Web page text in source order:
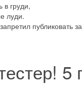
в груди,
луди.
публиковать
5